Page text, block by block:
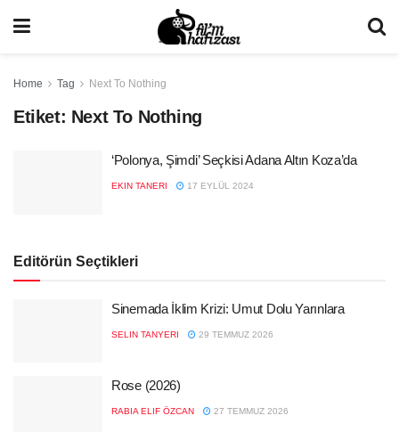
Home Tag Next To Nothing
Etiket: Next To Nothing
‘Polonya, Şimdi’ Seçkisi Adana Altın Koza’da
EKIN TANERI 17 EYLÜL 2024
Editörün Seçtikleri
Sinemada İklim Krizi: Umut Dolu Yarınlara
SELIN TANYERI 29 TEMMUZ 2026
Rose (2026)
RABIA ELIF ÖZCAN 27 TEMMUZ 2026